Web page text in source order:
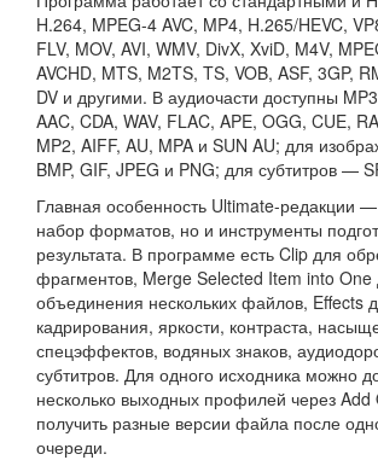
H.264, MPEG-4 AVC, MP4, H.265/HEVC,
FLV, MOV, AVI, WMV, DivX, XviD, M4V,
AVCHD, MTS, M2TS, TS, VOB, ASF, 3GP,
DV и другими. В аудиочасти доступны
AAC, CDA, WAV, FLAC, APE, OGG, CUE,
MP2, AIFF, AU, MPA и SUN AU; для
BMP, GIF, JPEG и PNG; для субтитров —
Главная особенность Ultimate-редакции
набор форматов, но и инструменты
результата. В программе есть Clip для
фрагментов, Merge Selected Item into One
объединения нескольких файлов, Effects
кадрирования, яркости, контраста,
спецэффектов, водяных знаков,
субтитров. Для одного исходника можно
несколько выходных профилей через Add
получить разные версии файла после
очереди.